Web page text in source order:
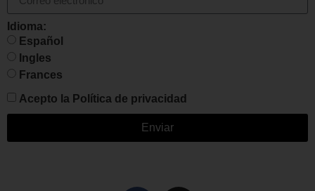
Idioma:
Español
Ingles
Frances
Acepto la Política de privacidad
Enviar